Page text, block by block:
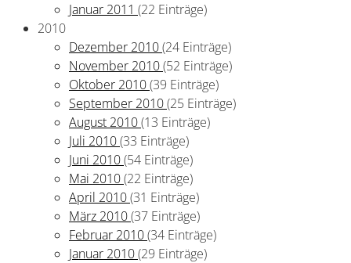
Januar 2011 (22 Einträge)
2010
Dezember 2010(24 Einträge)
November 2010(52 Einträge)
Oktober 2010(39 Einträge)
September 2010(25 Einträge)
August 2010(13 Einträge)
Juli 2010(33 Einträge)
Juni 2010(54 Einträge)
Mai 2010(22 Einträge)
April 2010(31 Einträge)
März 2010(37 Einträge)
Februar 2010(34 Einträge)
Januar 2010(29 Einträge)